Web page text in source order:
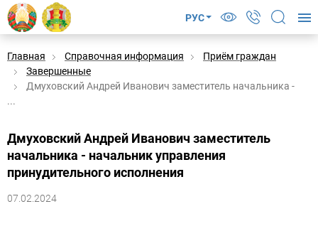
РУС
Главная Справочная информация
Приём граждан
Завершенные
Дмуховский Андрей Иванович заместитель начальника -
...
Дмуховский Андрей Иванович заместитель
начальника - начальник управления
принудительного исполнения
07.02.2024